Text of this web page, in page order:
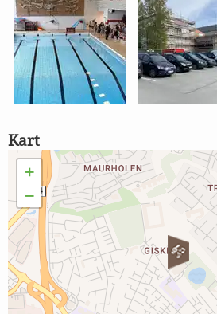
Kart
+
−